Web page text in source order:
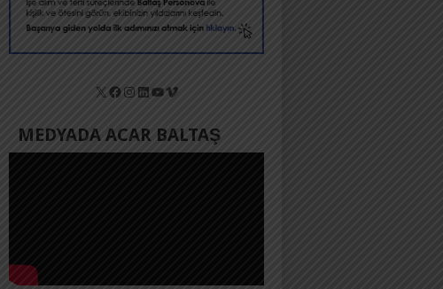
X Facebook
Instagram
LinkedIn
YouTube
Vimeo
MEDYADA ACAR BALTAŞ